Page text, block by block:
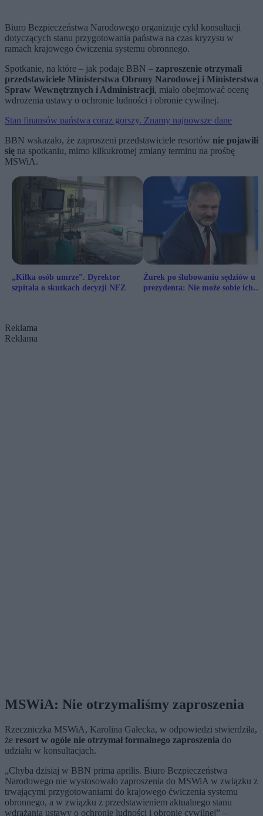
Biuro Bezpieczeństwa Narodowego organizuje cykl konsultacji
dotyczących stanu przygotowania państwa na czas kryzysu w
ramach krajowego ćwiczenia systemu obronnego.
Spotkanie, na które – jak podaje BBN – zaproszenie otrzymali
przedstawiciele Ministerstwa Obrony Narodowej i Ministerstwa
Spraw Wewnętrznych i Administracji, miało obejmować ocenę
wdrożenia ustawy o ochronie ludności i obronie cywilnej.
Stan finansów państwa coraz gorszy. Znamy najnowsze dane
BBN wskazało, że zaproszeni przedstawiciele resortów nie pojawili
się na spotkaniu, mimo kilkukrotnej zmiany terminu na prośbę
MSWiA.
„Kilka osób umrze”. Dyrektor
szpitala o skutkach decyzji NFZ
Żurek po ślubowaniu sędziów u
prezydenta: Nie może sobie ich
Reklama
Reklama
MSWiA: Nie otrzymaliśmy zaproszenia
Rzeczniczka MSWiA, Karolina Gałecka, w odpowiedzi stwierdziła,
że resort w ogóle nie otrzymał formalnego zaproszenia do
udziału w konsultacjach.
„Chyba dzisiaj w BBN prima aprilis. Biuro Bezpieczeństwa
Narodowego nie wystosowało zaproszenia do MSWiA w związku z
trwającymi przygotowaniami do krajowego ćwiczenia systemu
obronnego, a w związku z przedstawieniem aktualnego stanu
wdrażania ustawy o ochronie ludności i obronie cywilnej” –